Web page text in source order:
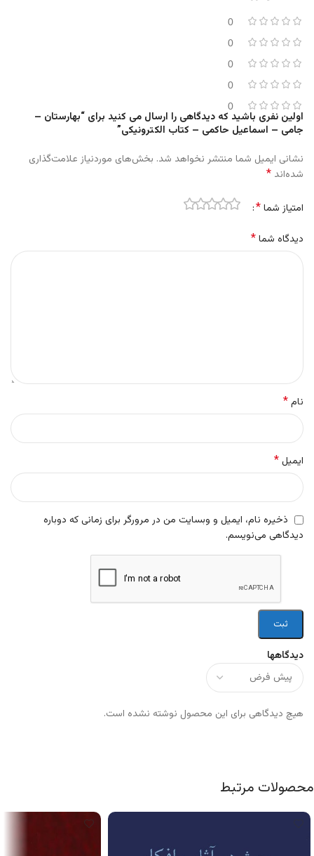
0
0
0
0
0
دیدگاهها
هیچ دیدگاهی برای این محصول نوشته نشده است.
اولین نفری باشید که دیدگاهی را ارسال می کنید برای “بهارستان –
جامی – اسماعیل حاکمی – کتاب الکترونیکی”
نشانی ایمیل شما منتشر نخواهد شد. بخش‌های موردنیاز علامت‌گذاری
شده‌اند *
امتیاز شما*
دیدگاه شما*
نام*
ایمیل*
ذخیره نام، ایمیل و وبسایت من در مرورگر برای زمانی که دوباره
دیدگاهی می‌نویسم.
محصولات مرتبط